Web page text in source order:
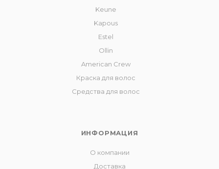
Keune
Kapous
Estel
Ollin
American Crew
Краска для волос
Средства для волос
ИНФОРМАЦИЯ
О компании
Доставка